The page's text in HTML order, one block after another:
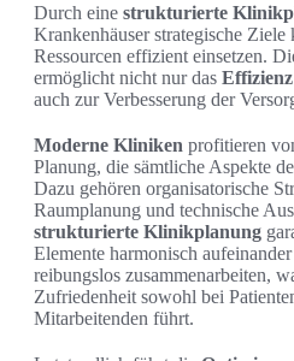
Durch eine strukturierte
Krankenhäuser strategische
Ressourcen effizient einsetzen.
ermöglicht nicht nur das
auch zur Verbesserung der
Moderne Kliniken profitieren
Planung, die sämtliche Aspekte
Dazu gehören organisatorische
Raumplanung und technische
strukturierte Klinikplanung
Elemente harmonisch
reibungslos zusammenarbeiten,
Zufriedenheit sowohl bei
Mitarbeitenden führt.